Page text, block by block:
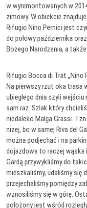
w wyremontowanych w
zimowy. W obiekcie
Rifugio Nino Pernici jest
do połowy października
Bożego Narodzenia, a
Rifugio Bocca di Trat „Nino
Na pierwszy rzut oka trasa
ubiegłego dnia czyli wejściu
sam raz. Szlak który
niedaleko Malga Grassi.
niżej, bo w samej Riva del
można podjechać i na
dojazdowa to raczej wąska
Gardą przywykliśmy do
mieszkaliśmy, udaliśmy się
przejechaliśmy pomiędzy
wznosiliśmy się w górę.
położony jest wśród